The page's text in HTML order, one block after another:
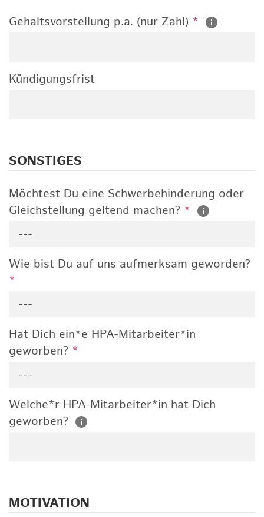
Gehaltsvorstellung p.a. (nur Zahl) *
Kündigungsfrist
SONSTIGES
Möchtest Du eine Schwerbehinderung oder
Gleichstellung geltend machen? *
---
Wie bist Du auf uns aufmerksam geworden?
*
---
Hat Dich ein*e HPA-Mitarbeiter*in
geworben? *
---
Welche*r HPA-Mitarbeiter*in hat Dich
geworben?
MOTIVATION